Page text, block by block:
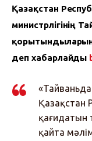
Қазақстан
министрлігінің
деп хабарлайды
«Тайваньда
Қазақстан
қағидатын
қайта